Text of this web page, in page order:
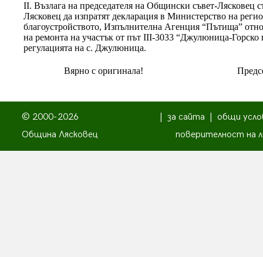
ІІ. Възлага на председателя на Общински съвет-
Лясковец да изпратят декларация в Министерство на
благоустройството, Изпълнителна Агенция “Пътища”
на ремонта на участък от път ІІІ-3033 “Джулюница-
регулацията на с. Джулюница.
Вярно с оригинала!
© 2000-2026
Община Лясковец
за сайта
общи
поверителност на